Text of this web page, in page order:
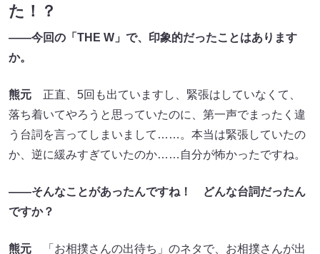
た！？
――今回の「THE W 」で、印象的だったことはあります
か。
熊元 正直、5回も出ていますし、緊張はしていなくて、
落ち着いてやろうと思っていたのに、第一声でまったく違
う台詞を言ってしまいまして……。本当は緊張していたの
か、逆に緩みすぎていたのか……自分が怖かったですね。
――そんなことがあったんですね！ どんな台詞だったん
ですか？
熊元 「お相撲さんの出待ち」のネタで、お相撲さんが出